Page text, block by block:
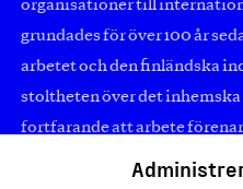
organisationer till
grundades för över 100 år
arbetet och den finländska
stoltheten över det
fortfarande att arbete
starkt livskraftigt samhälle.